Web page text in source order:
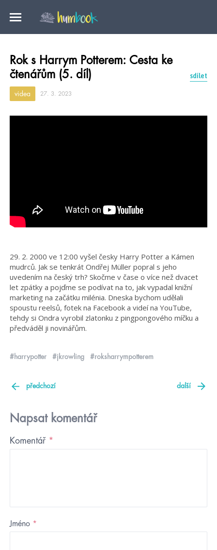
Rok s Harrym Potterem: Cesta ke
čtenářům (5. díl)
sdílet
videa 27. 3. 2023
29. 2. 2000 ve 12:00 vyšel česky Harry Potter a Kámen
mudrců. Jak se tenkrát Ondřej Müller popral s jeho
uvedením na český trh? Skočme v čase o více než dvacet
let zpátky a pojďme se podívat na to, jak vypadal knižní
marketing na začátku milénia. Dneska bychom udělali
spoustu reelsů, fotek na Facebook a videí na YouTube,
tehdy si Ondra vyrobil zlatonku z pingpongového míčku a
předváděl ji novinářům.
#harrypotter #jkrowling #roksharrympotterem
předchozí další
Napsat komentář
Komentář *
Jméno *